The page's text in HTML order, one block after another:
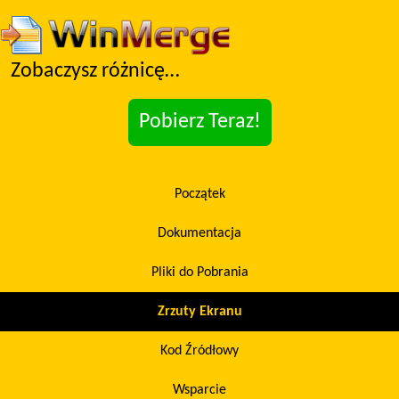
Zobaczysz różnicę…
Pobierz Teraz!
Początek
Dokumentacja
Pliki do Pobrania
Zrzuty Ekranu
Kod Źródłowy
Wsparcie